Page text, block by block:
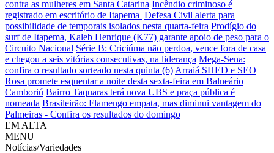
contra as mulheres em Santa Catarina Incêndio criminoso é
registrado em escritório de Itapema Defesa Civil alerta para
possibilidade de temporais isolados nesta quarta-feira Prodígio do
surf de Itapema, Kaleb Henrique (K77) garante apoio de peso para o
Circuito Nacional Série B: Criciúma não perdoa, vence fora de casa
e chegou a seis vitórias consecutivas, na liderança Mega-Sena:
confira o resultado sorteado nesta quinta (6) Arraiá SHED e SEO
Rosa promete esquentar a noite desta sexta-feira em Balneário
Camboriú Bairro Taquaras terá nova UBS e praça pública é
nomeada Brasileirão: Flamengo empata, mas diminui vantagem do
Palmeiras - Confira os resultados do domingo
EM ALTA
MENU
Notícias/Variedades